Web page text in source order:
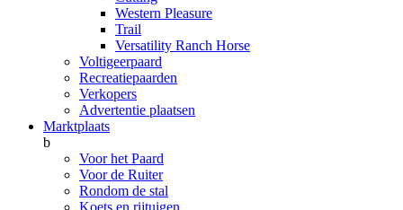
Western Pleasure
Trail
Versatility Ranch Horse
Voltigeerpaard
Recreatiepaarden
Verkopers
Advertentie plaatsen
Marktplaats
b
Voor het Paard
Voor de Ruiter
Rondom de stal
Koets en rijtuigen